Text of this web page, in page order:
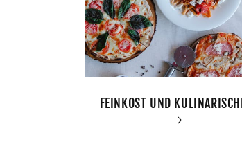
FEINKOST UND